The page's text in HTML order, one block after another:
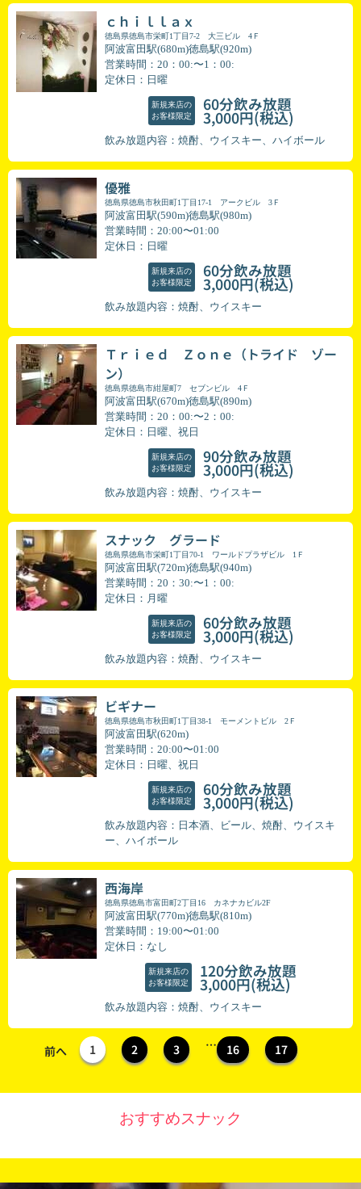
ｃｈｉｌｌａｘ
徳島県徳島市栄町1丁目7-2 大三ビル 4Ｆ
阿波富田駅(680m)徳島駅(920m)
営業時間：20：00:〜1：00:
定休日：日曜
新規来店の
お客様限定
60分飲み放題
3,000円(税込)
飲み放題内容：焼酎、ウイスキー、ハイボール
優雅
徳島県徳島市秋田町1丁目17-1 アークビル 3Ｆ
阿波富田駅(590m)徳島駅(980m)
営業時間：20:00〜01:00
定休日：日曜
新規来店の
お客様限定
60分飲み放題
3,000円(税込)
飲み放題内容：焼酎、ウイスキー
Ｔｒｉｅｄ Ｚｏｎｅ（トライド ゾー
ン）
徳島県徳島市紺屋町7 セブンビル 4Ｆ
阿波富田駅(670m)徳島駅(890m)
営業時間：20：00:〜2：00:
定休日：日曜、祝日
新規来店の
お客様限定
90分飲み放題
3,000円(税込)
飲み放題内容：焼酎、ウイスキー
スナック グラード
徳島県徳島市栄町1丁目70-1 ワールドプラザビル 1Ｆ
阿波富田駅(720m)徳島駅(940m)
営業時間：20：30:〜1：00:
定休日：月曜
新規来店の
お客様限定
60分飲み放題
3,000円(税込)
飲み放題内容：焼酎、ウイスキー
ビギナー
徳島県徳島市秋田町1丁目38-1 モーメントビル 2Ｆ
阿波富田駅(620m)
営業時間：20:00〜01:00
定休日：日曜、祝日
新規来店の
お客様限定
60分飲み放題
3,000円(税込)
飲み放題内容：日本酒、ビール、焼酎、ウイスキ
ー、ハイボール
西海岸
徳島県徳島市富田町2丁目16 カネナカビル2F
阿波富田駅(770m)徳島駅(810m)
営業時間：19:00〜01:00
定休日：なし
新規来店の
お客様限定
120分飲み放題
3,000円(税込)
飲み放題内容：焼酎、ウイスキー
前へ 1 2 3 … 16 17
おすすめスナック